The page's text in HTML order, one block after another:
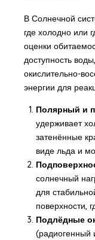
В Солнечной
где холодно или
оценки
доступность
окислительно-
энергии для
Полярный и
удерживает
затенённые
виде льда и
солнечный
для
поверхности,
Подлёдные
(радиогенный